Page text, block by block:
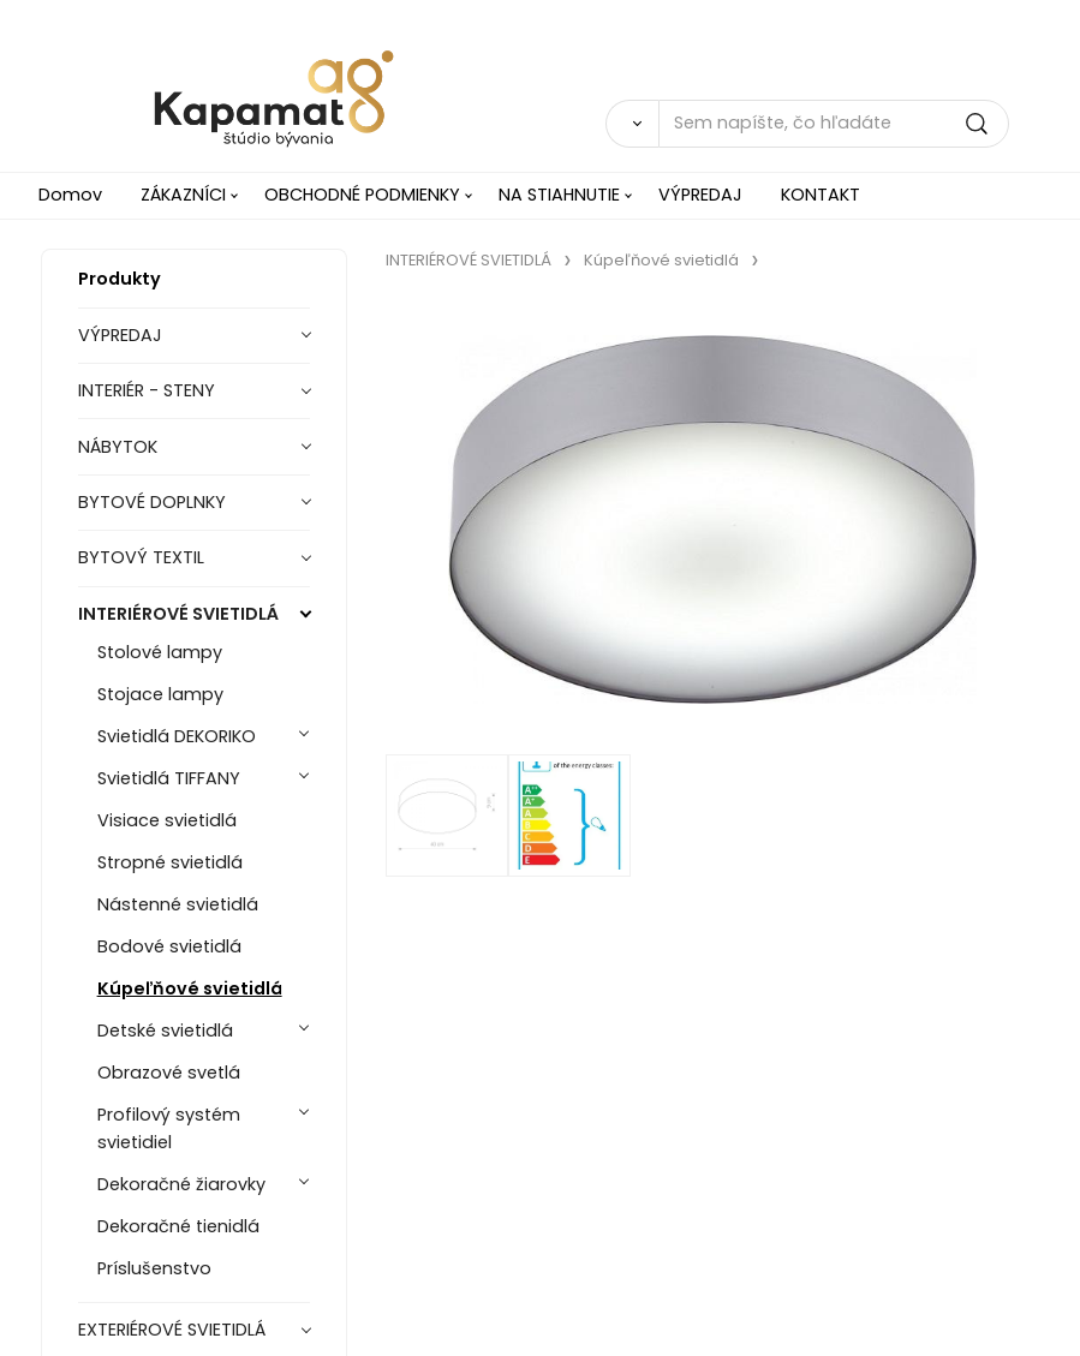
Domov ZÁKAZNÍCI OBCHODNÉ PODMIENKY NA STIAHNUTIE VÝPREDAJ KONTAKT
Produkty
VÝPREDAJ
INTERIÉR - STENY
NÁBYTOK
BYTOVÉ DOPLNKY
BYTOVÝ TEXTIL
INTERIÉROVÉ SVIETIDLÁ
Stolové lampy
Stojace lampy
Svietidlá DEKORIKO
Svietidlá TIFFANY
Visiace svietidlá
Stropné svietidlá
Nástenné svietidlá
Bodové svietidlá
Kúpeľňové svietidlá
Detské svietidlá
Obrazové svetlá
Profilový systém
svietidiel
Dekoračné žiarovky
Dekoračné tienidlá
Príslušenstvo
EXTERIÉROVÉ SVIETIDLÁ
INTERIÉROVÉ SVIETIDLÁ Kúpeľňové svietidlá